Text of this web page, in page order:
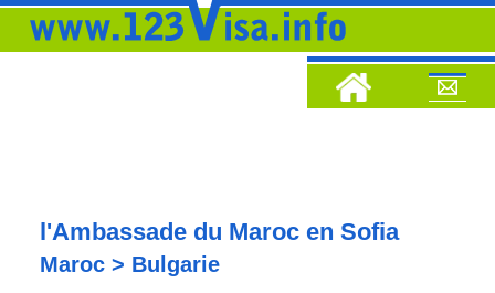
l'Ambassade du Maroc en Sofia
Maroc > Bulgarie